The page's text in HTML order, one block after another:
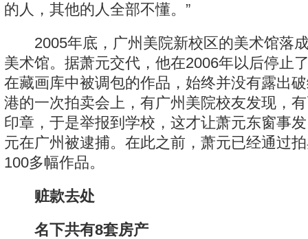
的人，其他的人全部不懂。”
2005年底，广州美院新校区的美术馆落
美术馆。据萧元交代，他在2006年以后停止
在藏画库中被调包的作品，始终并没有露出
港的一次拍卖会上，有广州美院校友发现，
印章，于是举报到学校，这才让萧元东窗事
元在广州被逮捕。在此之前，萧元已经通过
100多幅作品。
赃款去处
名下共有8套房产